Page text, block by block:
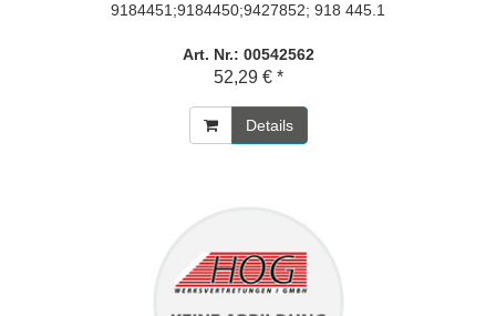
9184451;9184450;9427852; 918 445.1
Art. Nr.: 00542562
52,29 € *
Details